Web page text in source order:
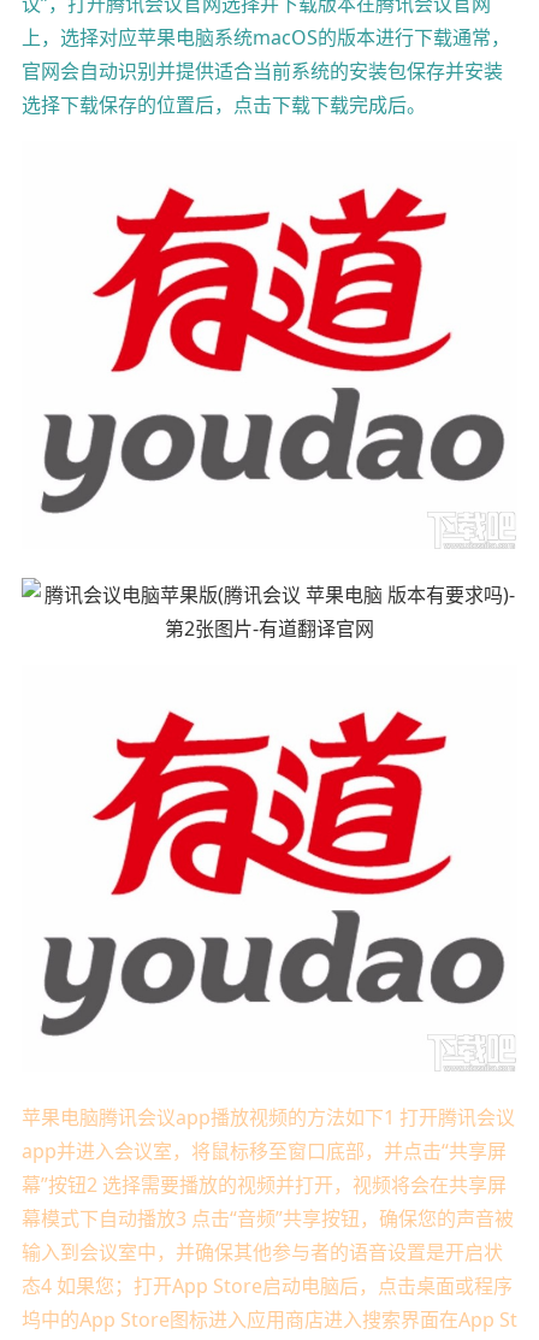
上，选择对应苹果电脑系统macOS的版本进行下载通常，
官网会自动识别并提供适合当前系统的安装包保存并安装
选择下载保存的位置后，点击下载下载完成后。
苹果电脑腾讯会议app播放视频的方法如下1 打开腾讯会议
app并进入会议室，将鼠标移至窗口底部，并点击“共享屏
幕”按钮2 选择需要播放的视频并打开，视频将会在共享屏
幕模式下自动播放3 点击“音频”共享按钮，确保您的声音被
输入到会议室中，并确保其他参与者的语音设置是开启状
态4 如果您；打开App Store启动电脑后，点击桌面或程序
坞中的App Store图标进入应用商店进入搜索界面在App St